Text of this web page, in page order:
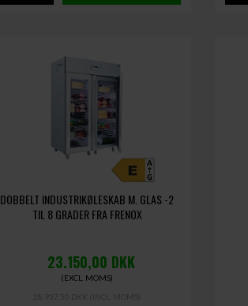
DOBBELT INDUSTRIKØLESKAB M. GLAS -2
TIL 8 GRADER FRA FRENOX
23.150,00 DKK
(EXCL. MOMS)